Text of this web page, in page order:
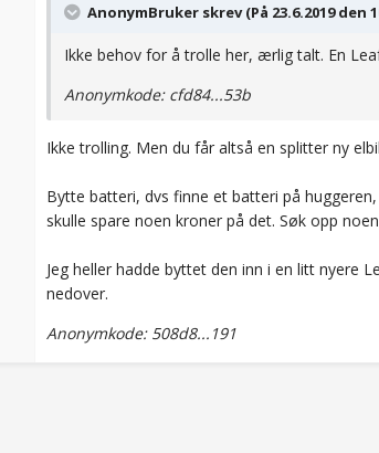
AnonymBruker skrev (På 23.6.2019 den
Ikke behov for å trolle her, ærlig talt. En
Anonymkode: cfd84...53b
Ikke trolling. Men du får altså en splitter ny
Bytte batteri, dvs finne et batteri på
skulle spare noen kroner på det. Søk opp
Jeg heller hadde byttet den inn i en litt nyere
nedover.
Anonymkode: 508d8...191